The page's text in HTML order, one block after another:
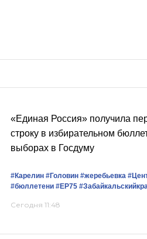
«Единая Россия» получила
строку в избирательном
выборах в Госдуму
#Карелин #Головин #жеребьевка
#бюллетени #ЕР75
Сегодня 11:48